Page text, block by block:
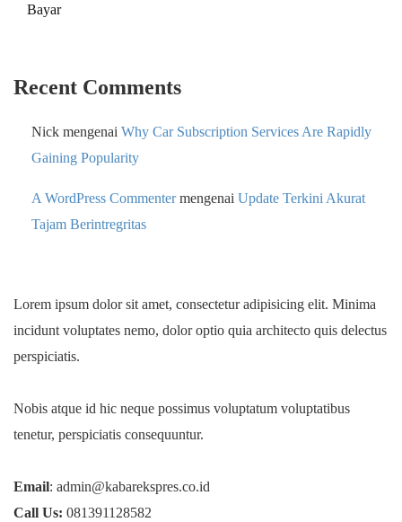
Bayar
Recent Comments
Nick mengenai Why Car Subscription Services Are Rapidly
Gaining Popularity
A WordPress Commentermengenai Update Terkini Akurat
Tajam Berintregritas
Lorem ipsum dolor sit amet, consectetur adipisicing elit. Minima
incidunt voluptates nemo, dolor optio quia architecto quis delectus
perspiciatis.
Nobis atque id hic neque possimus voluptatum voluptatibus
tenetur, perspiciatis consequuntur.
Email: admin@kabarekspres.co.id
Call Us: 081391128582